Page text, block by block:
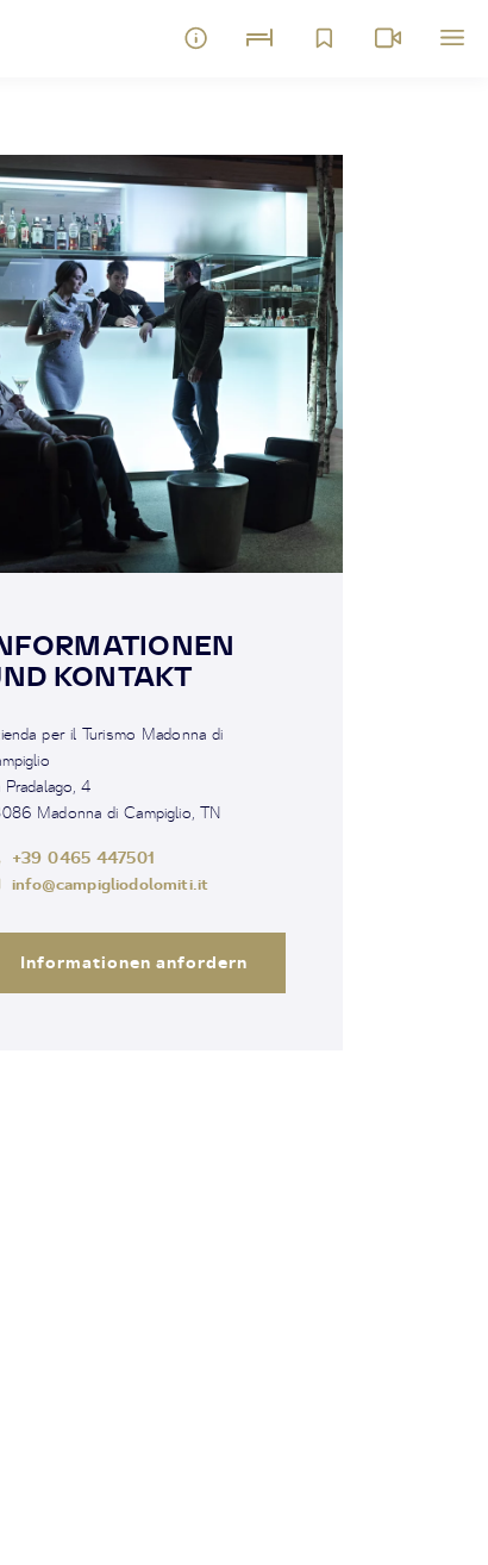
KONTAKT
per il Turismo Madonna di
Pradalago, 4
Madonna di Campiglio, TN
+39 0465 447501
info@campigliodolomiti.it
Informationen anfordern